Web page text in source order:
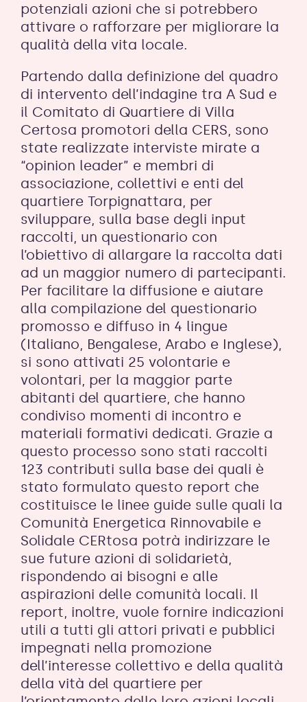
potenziali azioni che si potrebbero
attivare o rafforzare per migliorare la
qualità della vita locale.
Partendo dalla definizione del quadro
di intervento dell’indagine tra A Sud e
il Comitato di Quartiere di Villa
Certosa promotori della CERS, sono
state realizzate interviste mirate a
“opinion leader” e membri di
associazione, collettivi e enti del
quartiere Torpignattara, per
sviluppare, sulla base degli input
raccolti, un questionario con
l’obiettivo di allargare la raccolta dati
ad un maggior numero di partecipanti.
Per facilitare la diffusione e aiutare
alla compilazione del questionario
promosso e diffuso in 4 lingue
(Italiano, Bengalese, Arabo e Inglese),
si sono attivati 25 volontarie e
volontari, per la maggior parte
abitanti del quartiere, che hanno
condiviso momenti di incontro e
materiali formativi dedicati. Grazie a
questo processo sono stati raccolti
123 contributi sulla base dei quali è
stato formulato questo report che
costituisce le linee guide sulle quali la
Comunità Energetica Rinnovabile e
Solidale CERtosa potrà indirizzare le
sue future azioni di solidarietà,
rispondendo ai bisogni e alle
aspirazioni delle comunità locali. Il
report, inoltre, vuole fornire indicazioni
utili a tutti gli attori privati e pubblici
impegnati nella promozione
dell’interesse collettivo e della qualità
della vità del quartiere per